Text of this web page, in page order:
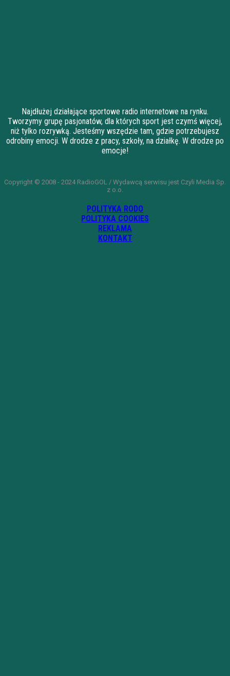
Najdłużej działające sportowe radio internetowe na rynku.
Tworzymy grupę pasjonatów, dla których sport jest czymś więcej,
niż tylko rozrywką. Jesteśmy wszędzie tam, gdzie potrzebujesz
odrobiny emocji. W drodze z pracy, szkoły, na działkę. W drodze po
emocje!
Copyright © 2008 - 2024 RadioGOL / Wydawcą serwisu jest Czyli Media Sp.
z o.o.
POLITYKA RODO
POLITYKA COOKIES
REKLAMA
KONTAKT